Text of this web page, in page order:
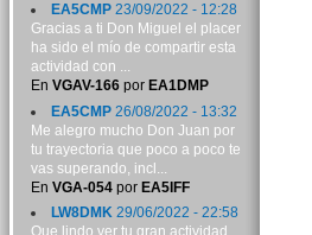
EA5CMP23/09/2022 - 12:28
Gracias a ti Don Miguel el placer
ha sido el mío de compartir esta
actividad con ...
En VGAV-166por EA1DMP
EA5CMP26/08/2022 - 13:32
Me alegro mucho Don Juan por
tu trayectoria que poco a poco te
vas superando, incl...
En VGA-054por EA5IFF
LW8DMK29/06/2022 - 22:58
Que lindo ver tu gran actividad